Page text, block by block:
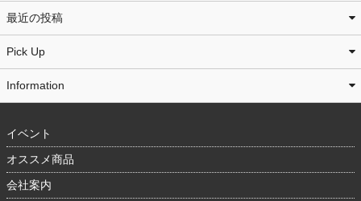
最近の投稿
Pick Up
Information
イベント
オススメ商品
会社案内